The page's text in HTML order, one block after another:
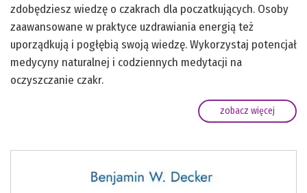
zdobędziesz wiedzę o czakrach dla poczatkujących. Osoby
zaawansowane w praktyce uzdrawiania energią też
uporządkują i pogłębią swoją wiedzę. Wykorzystaj potencjał
medycyny naturalnej i codziennych medytacji na
oczyszczanie czakr.
zobacz więcej